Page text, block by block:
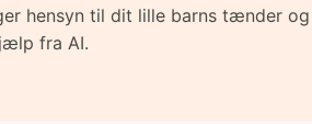
hensyn til dit lille barns tænder
fra AI.